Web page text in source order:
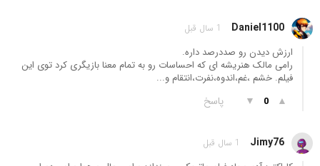
Daniel1100 1 سال قبل
ارزش دیدن رو صددرصد داره.
رامی مالک هنر‌یشه ای که احساسات رو به تمام معنا بازیگری کرد توی این
فیلم. خشم ،غم،اندوه،نفرت،انتقام و...
▲
0
▼ پاسخ
Jimy76 1 سال قبل